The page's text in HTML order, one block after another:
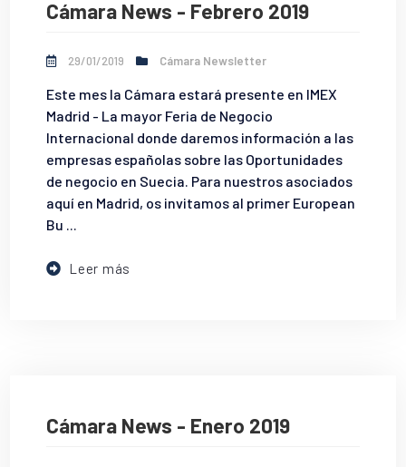
Cámara News - Febrero 2019
29/01/2019 Cámara Newsletter
Este mes la Cámara estará presente en IMEX
Madrid - La mayor Feria de Negocio
Internacional donde daremos información a las
empresas españolas sobre las Oportunidades
de negocio en Suecia. Para nuestros asociados
aquí en Madrid, os invitamos al primer European
Bu ...
Leer más
Cámara News - Enero 2019